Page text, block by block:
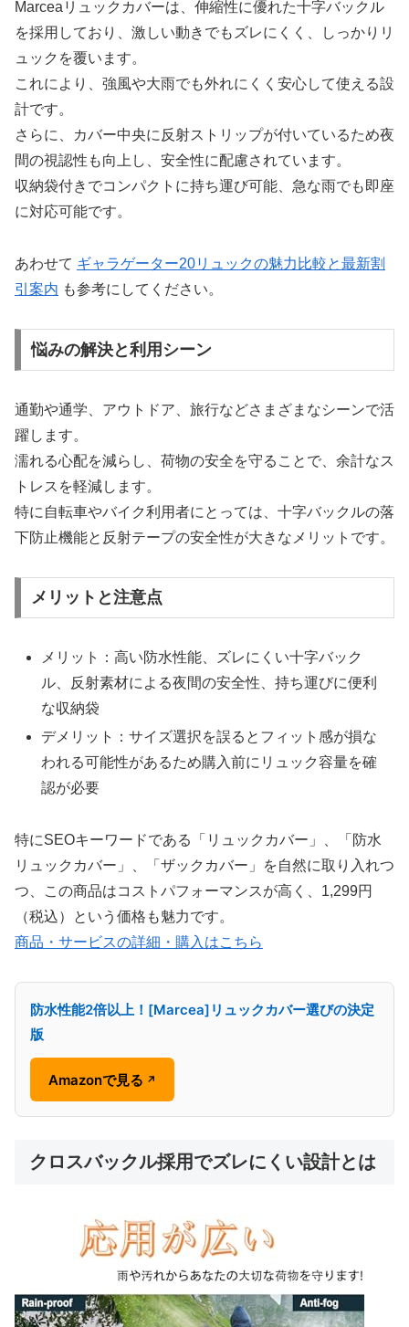
Marceaリュックカバーは、伸縮性に優れた十字バックル
を採用しており、激しい動きでもズレにくく、しっかりリ
ュックを覆います。
これにより、強風や大雨でも外れにくく安心して使える設
計です。
さらに、カバー中央に反射ストリップが付いているため夜
間の視認性も向上し、安全性に配慮されています。
収納袋付きでコンパクトに持ち運び可能、急な雨でも即座
に対応可能です。
あわせて ギャラゲーター20リュックの魅力比較と最新割
引案内 も参考にしてください。
悩みの解決と利用シーン
通勤や通学、アウトドア、旅行などさまざまなシーンで活
躍します。
濡れる心配を減らし、荷物の安全を守ることで、余計なス
トレスを軽減します。
特に自転車やバイク利用者にとっては、十字バックルの落
下防止機能と反射テープの安全性が大きなメリットです。
メリットと注意点
メリット：高い防水性能、ズレにくい十字バック
ル、反射素材による夜間の安全性、持ち運びに便利
な収納袋
デメリット：サイズ選択を誤るとフィット感が損な
われる可能性があるため購入前にリュック容量を確
認が必要
特にSEOキーワードである「リュックカバー」、「防水
リュックカバー」、「ザックカバー」を自然に取り入れつ
つ、この商品はコストパフォーマンスが高く、1,299円
（税込）という価格も魅力です。
商品・サービスの詳細・購入はこちら
防水性能2倍以上！[Marcea]リュックカバー選びの決定
版
Amazonで見る ↗
クロスバックル採用でズレにくい設計とは